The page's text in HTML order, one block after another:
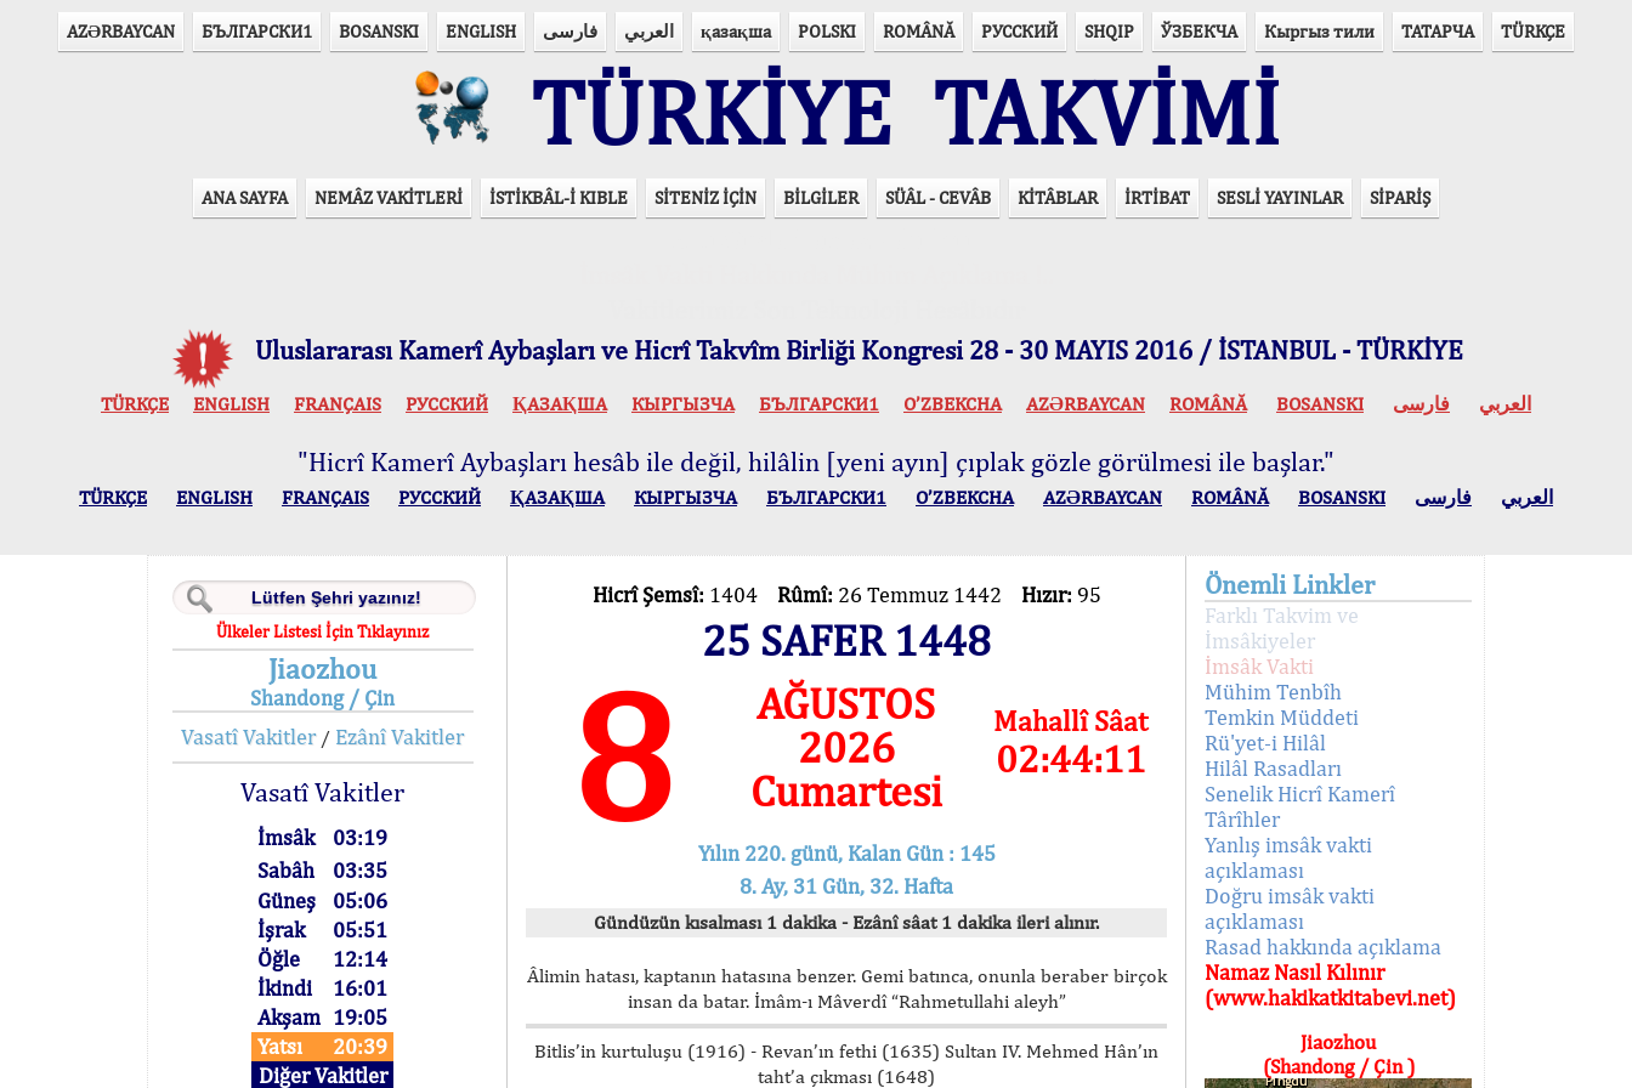
AZӘRBAYCAN БЪЛГАРСКИ1 BOSANSKI ENGLISH فارسی العربي қазақша POLSKI ROMÂNĂ РУССКИЙ SHQIP ЎЗБЕКЧА Кыргыз тили ТАТАРЧА TÜRKÇE
TÜRKİYE TAKVİMİ
ANA SAYFA NEMÂZ VAKİTLERİ İSTİKBÂL-İ KIBLE SİTENİZ İÇİN BİLGİLER SÜÂL - CEVÂB KİTÂBLAR İRTİBAT SESLİ YAYINLAR SİPARİŞ
Uluslararası Kamerî Aybaşları ve Hicrî Takvîm Birliği Kongresi 28 - 30 MAYIS 2016 / İSTANBUL - TÜRKİYE
TÜRKÇE ENGLISH FRANÇAIS РУССКИЙ ҚАЗАҚША КЫPГЫЗЧA БЪЛГАРСКИ1 O’ZBEKCHA AZӘRBAYCAN ROMÂNĂ BOSANSKI العربي فارسی
"Hicrî Kamerî Aybaşları hesâb ile değil, hilâlin [yeni ayın] çıplak gözle görülmesi ile başlar."
TÜRKÇE ENGLISH FRANÇAIS РУССКИЙ ҚАЗАҚША КЫPГЫЗЧA БЪЛГАРСКИ1 O’ZBEKCHA AZӘRBAYCAN ROMÂNĂ BOSANSKI العربي فارسی
Ülkeler Listesi İçin Tıklayınız
Jiaozhou
Shandong / Çin
Vasatî Vakitler/ Ezânî Vakitler
Vasatî Vakitler
İmsâk
03:19
Sabâh
03:35
Güneş
05:06
İşrak
05:51
Öğle
12:14
İkindi
16:01
Akşam 19:05
Yatsı
20:39
Diğer Vakitler
Hicrî Şemsî: 1404 Rûmî: 26 Temmuz 1442 Hızır: 95
25 SAFER 1448
8
AĞUSTOS
2026
Cumartesi
Mahallî Sâat
02:44:11
Yılın 220. günü, Kalan Gün : 145
8. Ay, 31 Gün, 32. Hafta
Gündüzün kısalması 1 dakika - Ezânî sâat 1 dakika ileri alınır.
Âlimin hatası, kaptanın hatasına benzer. Gemi batınca, onunla beraber birçok
insan da batar. İmâm-ı Mâverdî “Rahmetullahi aleyh”
Bitlis’in kurtuluşu (1916) - Revan’ın fethi (1635) Sultan IV. Mehmed Hân’ın
taht’a çıkması (1648)
Önemli Linkler
Farklı Takvim ve
İmsâkiyeler
İmsâk Vakti
Mühim Tenbîh
Temkin Müddeti
Rü'yet-i Hilâl
Hilâl Rasadları
Senelik Hicrî Kamerî
Târîhler
Yanlış imsâk vakti
açıklaması
Doğru imsâk vakti
açıklaması
Rasad hakkında açıklama
Namaz Nasıl Kılınır
(www.hakikatkitabevi.net)
Jiaozhou
(Shandong / Çin )